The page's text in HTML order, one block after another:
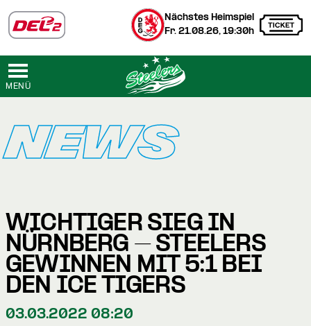
Nächstes Heimspiel
Fr. 21.08.26, 19:30h
MENÜ
NEWS
WICHTIGER SIEG IN
NÜRNBERG – STEELERS
GEWINNEN MIT 5:1 BEI
DEN ICE TIGERS
03.03.2022 08:20